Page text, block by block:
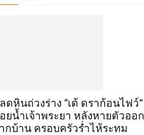
ดหินถ่วงร่าง “เต้ ดราก้อนไฟว์”
ยน้ำเจ้าพระยา หลังหายตัวออก
กบ้าน ครอบครัวร่ำไห้ระทม